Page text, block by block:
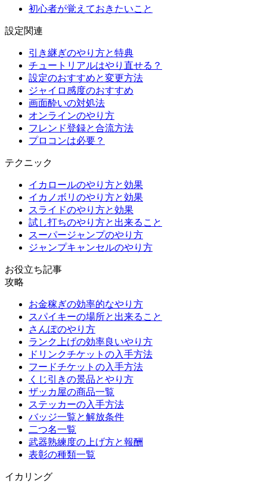
初心者が覚えておきたいこと
設定関連
引き継ぎのやり方と特典
チュートリアルはやり直せる？
設定のおすすめと変更方法
ジャイロ感度のおすすめ
画面酔いの対処法
オンラインのやり方
フレンド登録と合流方法
プロコンは必要？
テクニック
イカロールのやり方と効果
イカノボリのやり方と効果
スライドのやり方と効果
試し打ちのやり方と出来ること
スーパージャンプのやり方
ジャンプキャンセルのやり方
お役立ち記事
攻略
お金稼ぎの効率的なやり方
スパイキーの場所と出来ること
さんぽのやり方
ランク上げの効率良いやり方
ドリンクチケットの入手方法
フードチケットの入手方法
くじ引きの景品とやり方
ザッカ屋の商品一覧
ステッカーの入手方法
バッジ一覧と解放条件
二つ名一覧
武器熟練度の上げ方と報酬
表彰の種類一覧
イカリング